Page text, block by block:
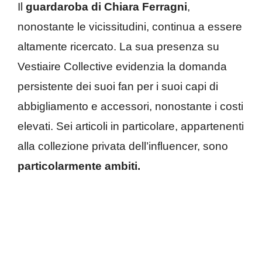
Il guardaroba di Chiara Ferragni,
nonostante le vicissitudini, continua a essere
altamente ricercato. La sua presenza su
Vestiaire Collective evidenzia la domanda
persistente dei suoi fan per i suoi capi di
abbigliamento e accessori, nonostante i costi
elevati. Sei articoli in particolare, appartenenti
alla collezione privata dell’influencer, sono
particolarmente ambiti.